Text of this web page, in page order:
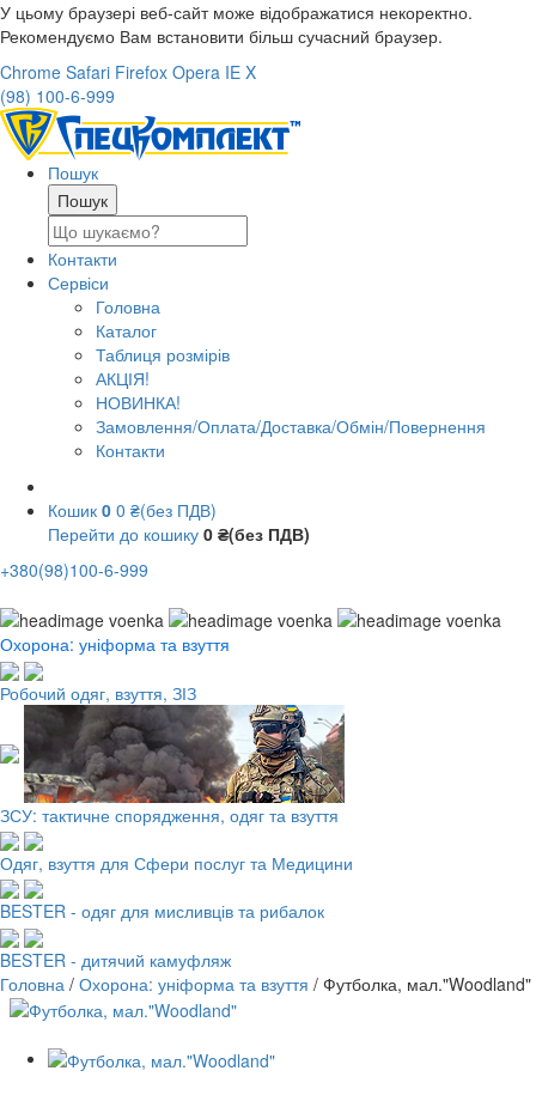
У цьому браузері веб-сайт може відображатися некоректно.
Рекомендуємо Вам встановити більш сучасний браузер.
Chrome Safari Firefox Opera IE X
(98) 100-6-999
Пошук
Контакти
Сервіси
Головна
Каталог
Таблиця розмірів
АКЦІЯ!
НОВИНКА!
Замовлення/Оплата/Доставка/Обмін/Повернення
Контакти
Кошик 0 0 ₴(без ПДВ)
Перейти до кошику 0 ₴(без ПДВ)
+380(98)100-6-999
Охорона: уніформа та взуття
Робочий одяг, взуття, ЗІЗ
ЗСУ: тактичне спорядження, одяг та взуття
Одяг, взуття для Сфери послуг та Медицини
BESTER - одяг для мисливців та рибалок
BESTER - дитячий камуфляж
Головна / Охорона: уніформа та взуття / Футболка, мал."Woodland"